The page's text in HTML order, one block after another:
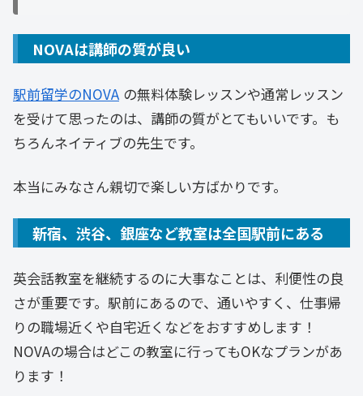
NOVAは講師の質が良い
駅前留学のNOVA の無料体験レッスンや通常レッスン
を受けて思ったのは、講師の質がとてもいいです。も
ちろんネイティブの先生です。
本当にみなさん親切で楽しい方ばかりです。
新宿、渋谷、銀座など教室は全国駅前にある
英会話教室を継続するのに大事なことは、利便性の良
さが重要です。駅前にあるので、通いやすく、仕事帰
りの職場近くや自宅近くなどをおすすめします！
NOVAの場合はどこの教室に行ってもOKなプランがあ
ります！